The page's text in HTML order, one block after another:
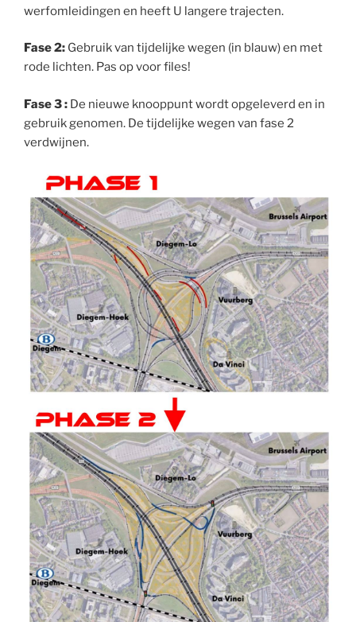
werfomleidingen en heeft U langere trajecten.
Fase 2: Gebruik van tijdelijke wegen (in blauw) en met
rode lichten. Pas op voor files!
Fase 3 : De nieuwe knooppunt wordt opgeleverd en in
gebruik genomen. De tijdelijke wegen van fase 2
verdwijnen.